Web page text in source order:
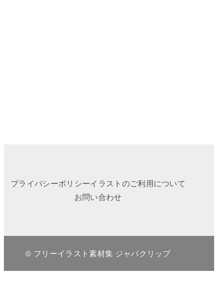
プライバシーポリシーイラストのご利用について
お問い合わせ
© フリーイラスト素材集 ジャパクリップ